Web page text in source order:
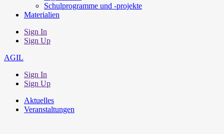
Schulprogramme und -projekte
Materialien
Sign In
Sign Up
AGIL
Sign In
Sign Up
Aktuelles
Veranstaltungen